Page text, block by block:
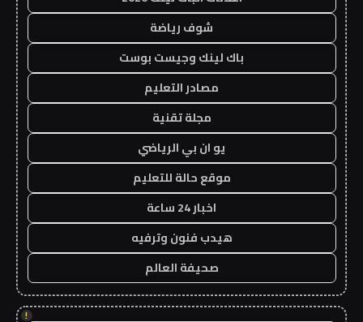
شوف رياضة
باك لينك وجيست بوست
مصادر التعليم
مجلة تقنية
يو ان بي الرياضي
موقع حالة للتعليم
اخبار 24 ساعة
هيدب فنون وترفيه
صحيفة العالم
!